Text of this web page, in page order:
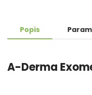
Popis
A-Derma